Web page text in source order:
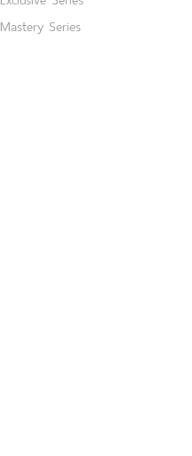
Mastery Series